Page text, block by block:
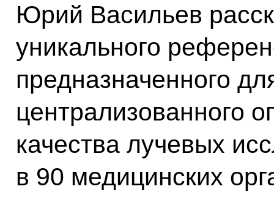
Юрий Васильев
уникального
предназначенного
централизованного
качества лучевых
в 90 медицинских